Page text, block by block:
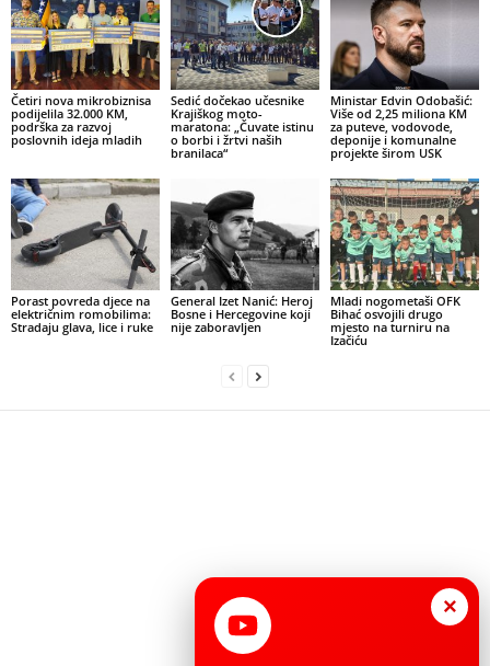
Četiri nova mikrobiznisa
podijelila 32.000 KM,
podrška za razvoj
poslovnih ideja mladih
Sedić dočekao učesnike
Krajiškog moto-
maratona: „Čuvate istinu
o borbi i žrtvi naših
branilaca“
Ministar Edvin Odobašić:
Više od 2,25 miliona KM
za puteve, vodovode,
deponije i komunalne
projekte širom USK
Porast povreda djece na
električnim romobilima:
Stradaju glava, lice i ruke
General Izet Nanić: Heroj
Bosne i Hercegovine koji
nije zaboravljen
Mladi nogometaši OFK
Bihać osvojili drugo
mjesto na turniru na
Izačiću
×